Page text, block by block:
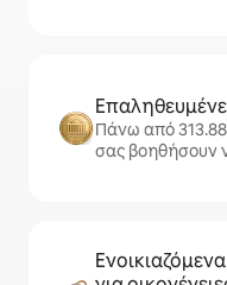
Πάνω από
σας βοηθήσουν